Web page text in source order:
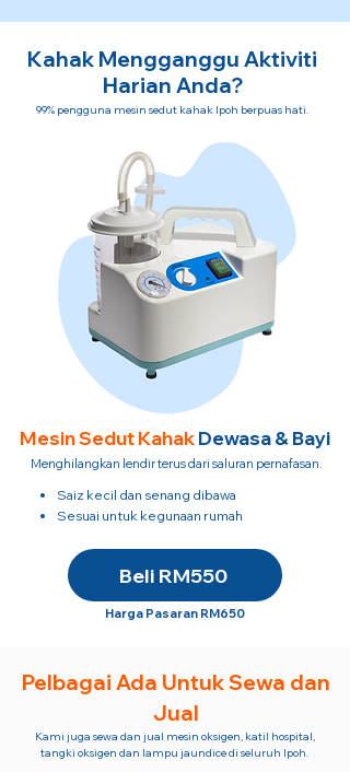
Kahak Mengganggu Aktiviti
Harian Anda?
99% pengguna mesin sedut kahak Ipoh berpuas hati.
Mesin SedutKahakDewasa & Bayi
Menghilangkan lendir terus dari saluran pernafasan.
Saiz kecil dan senang dibawa
Sesuai untuk kegunaan rumah
Beli RM550
Harga Pasaran RM650
Pelbagai Ada Untuk Sewa dan
Jual
Kami juga sewa dan jual mesin oksigen, katil hospital,
tangki oksigen dan lampu jaundice di seluruh Ipoh.